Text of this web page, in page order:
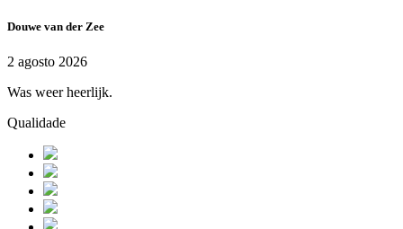
Douwe van der Zee
2 agosto 2026
Was weer heerlijk.
Qualidade